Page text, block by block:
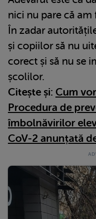
nici nu pare că
În zadar
și copiilor să nu
corect și să nu se
școlilor.
Citește și: Cum
Procedura de
îmbolnăvirilor
CoV-2 anunțată